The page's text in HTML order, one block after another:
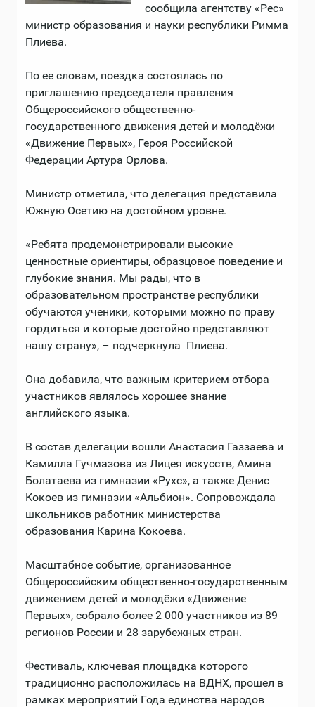
сообщила агентству «Рес»
министр образования и науки республики Римма
Плиева.
По ее словам, поездка состоялась по
приглашению председателя правления
Общероссийского общественно-
государственного движения детей и молодёжи
«Движение Первых», Героя Российской
Федерации Артура Орлова.
Министр отметила, что делегация представила
Южную Осетию на достойном уровне.
«Ребята продемонстрировали высокие
ценностные ориентиры, образцовое поведение и
глубокие знания. Мы рады, что в
образовательном пространстве республики
обучаются ученики, которыми можно по праву
гордиться и которые достойно представляют
нашу страну», – подчеркнула Плиева.
Она добавила, что важным критерием отбора
участников являлось хорошее знание
английского языка.
В состав делегации вошли Анастасия Газзаева и
Камилла Гучмазова из Лицея искусств, Амина
Болатаева из гимназии «Рухс», а также Денис
Кокоев из гимназии «Альбион». Сопровождала
школьников работник министерства
образования Карина Кокоева.
Масштабное событие, организованное
Общероссийским общественно-государственным
движением детей и молодёжи «Движение
Первых», собрало более 2 000 участников из 89
регионов России и 28 зарубежных стран.
Фестиваль, ключевая площадка которого
традиционно расположилась на ВДНХ, прошел в
рамках мероприятий Года единства народов